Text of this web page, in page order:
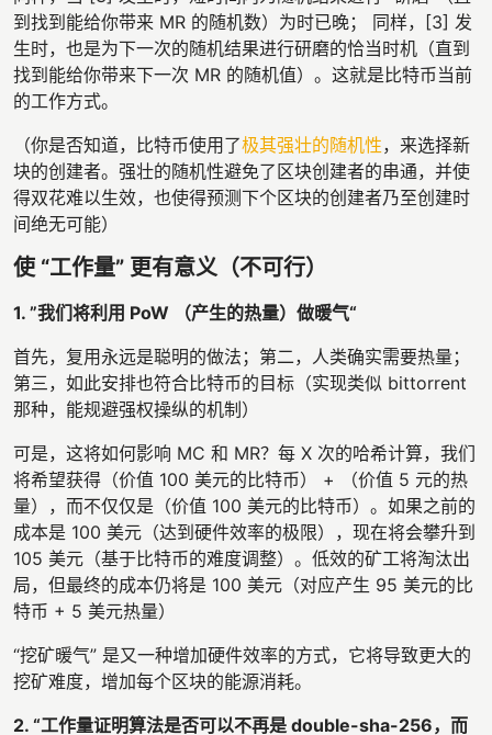
到找到能给你带来 MR 的随机数）为时已晚； 同样，[3] 发
生时，也是为下一次的随机结果进行研磨的恰当时机（直到
找到能给你带来下一次 MR 的随机值）。这就是比特币当前
的工作方式。
（你是否知道，比特币使用了极其强壮的随机性，来选择新
块的创建者。强壮的随机性避免了区块创建者的串通，并使
得双花难以生效，也使得预测下个区块的创建者乃至创建时
间绝无可能）
使 “工作量” 更有意义（不可行）
1. ”我们将利用 PoW （产生的热量）做暖气“
首先，复用永远是聪明的做法；第二，人类确实需要热量；
第三，如此安排也符合比特币的目标（实现类似 bittorrent
那种，能规避强权操纵的机制）
可是，这将如何影响 MC 和 MR？每 X 次的哈希计算，我们
将希望获得（价值 100 美元的比特币） + （价值 5 元的热
量），而不仅仅是（价值 100 美元的比特币）。如果之前的
成本是 100 美元（达到硬件效率的极限），现在将会攀升到
105 美元（基于比特币的难度调整）。低效的矿工将淘汰出
局，但最终的成本仍将是 100 美元（对应产生 95 美元的比
特币 + 5 美元热量）
“挖矿暖气” 是又一种增加硬件效率的方式，它将导致更大的
挖矿难度，增加每个区块的能源消耗。
2. “工作量证明算法是否可以不再是 double-sha-256，而